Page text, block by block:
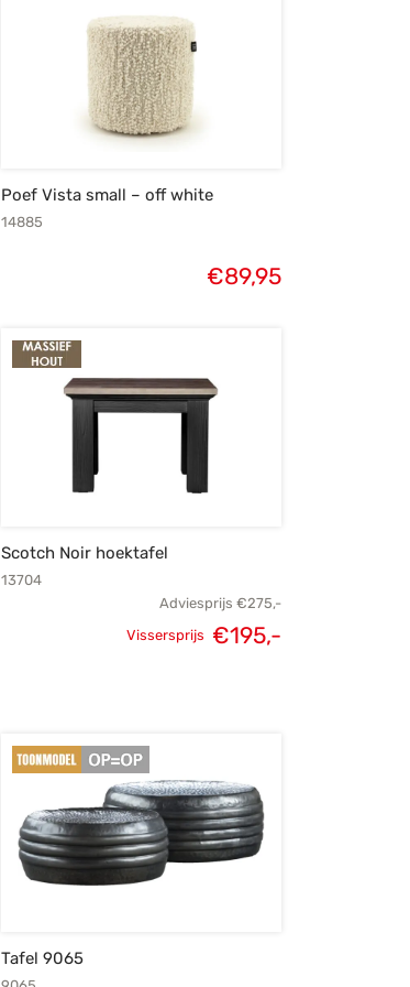
Poef Vista small – off white
14885
€89,95
Scotch Noir hoektafel
13704
Adviesprijs €275,-
Vissersprijs €195,-
Tafel 9065